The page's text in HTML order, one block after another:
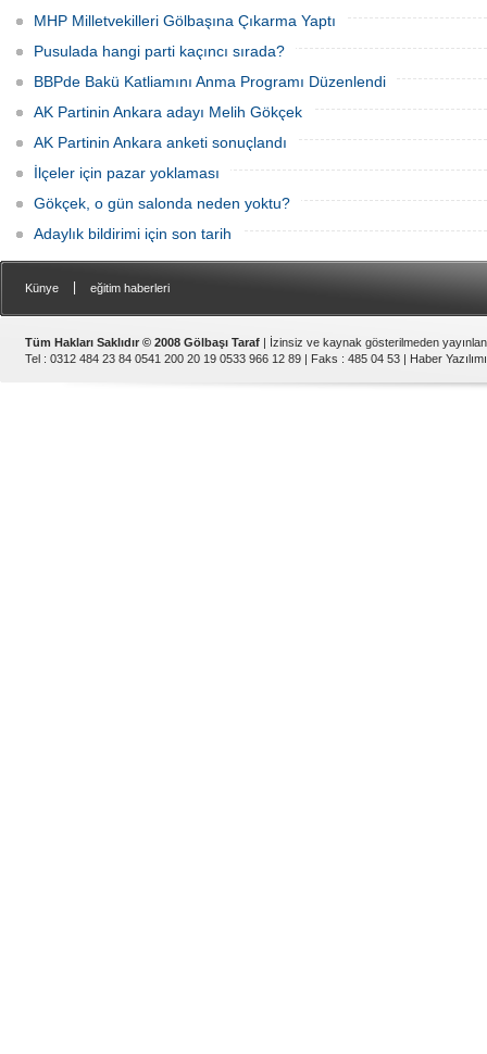
MHP Milletvekilleri Gölbaşına Çıkarma Yaptı
Pusulada hangi parti kaçıncı sırada?
BBPde Bakü Katliamını Anma Programı Düzenlendi
AK Partinin Ankara adayı Melih Gökçek
AK Partinin Ankara anketi sonuçlandı
İlçeler için pazar yoklaması
Gökçek, o gün salonda neden yoktu?
Adaylık bildirimi için son tarih
Künye eğitim haberleri
Tüm Hakları Saklıdır © 2008 Gölbaşı Taraf | İzinsiz ve kaynak gösterilmeden
Tel : 0312 484 23 84 0541 200 20 19 0533 966 12 89 | Faks : 485 04 53 | Haber Yazılımı